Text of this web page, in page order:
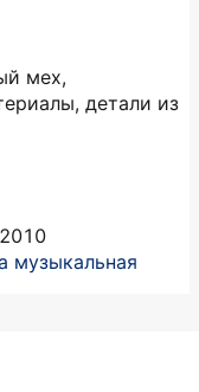
мех,
детали из
2010
музыкальная